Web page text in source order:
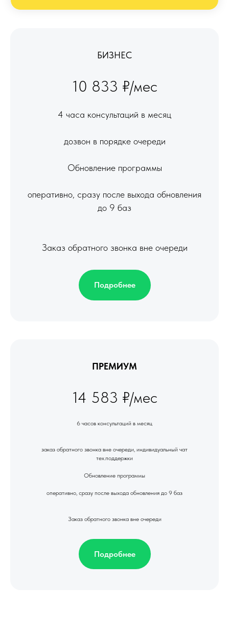
БИЗНЕС
10 833 ₽/мес
4 часа консультаций в месяц
дозвон в порядке очереди
Обновление программы
оперативно, сразу после выхода обновления
до 9 баз
Заказ обратного звонка вне очереди
Подробнее
ПРЕМИУМ
14 583 ₽/мес
6 часов консультаций в месяц
заказ обратного звонка вне очереди, индивидуальный чат
тех.поддержки
Обновление программы
оперативно, сразу после выхода обновления до 9 баз
Заказ обратного звонка вне очереди
Подробнее